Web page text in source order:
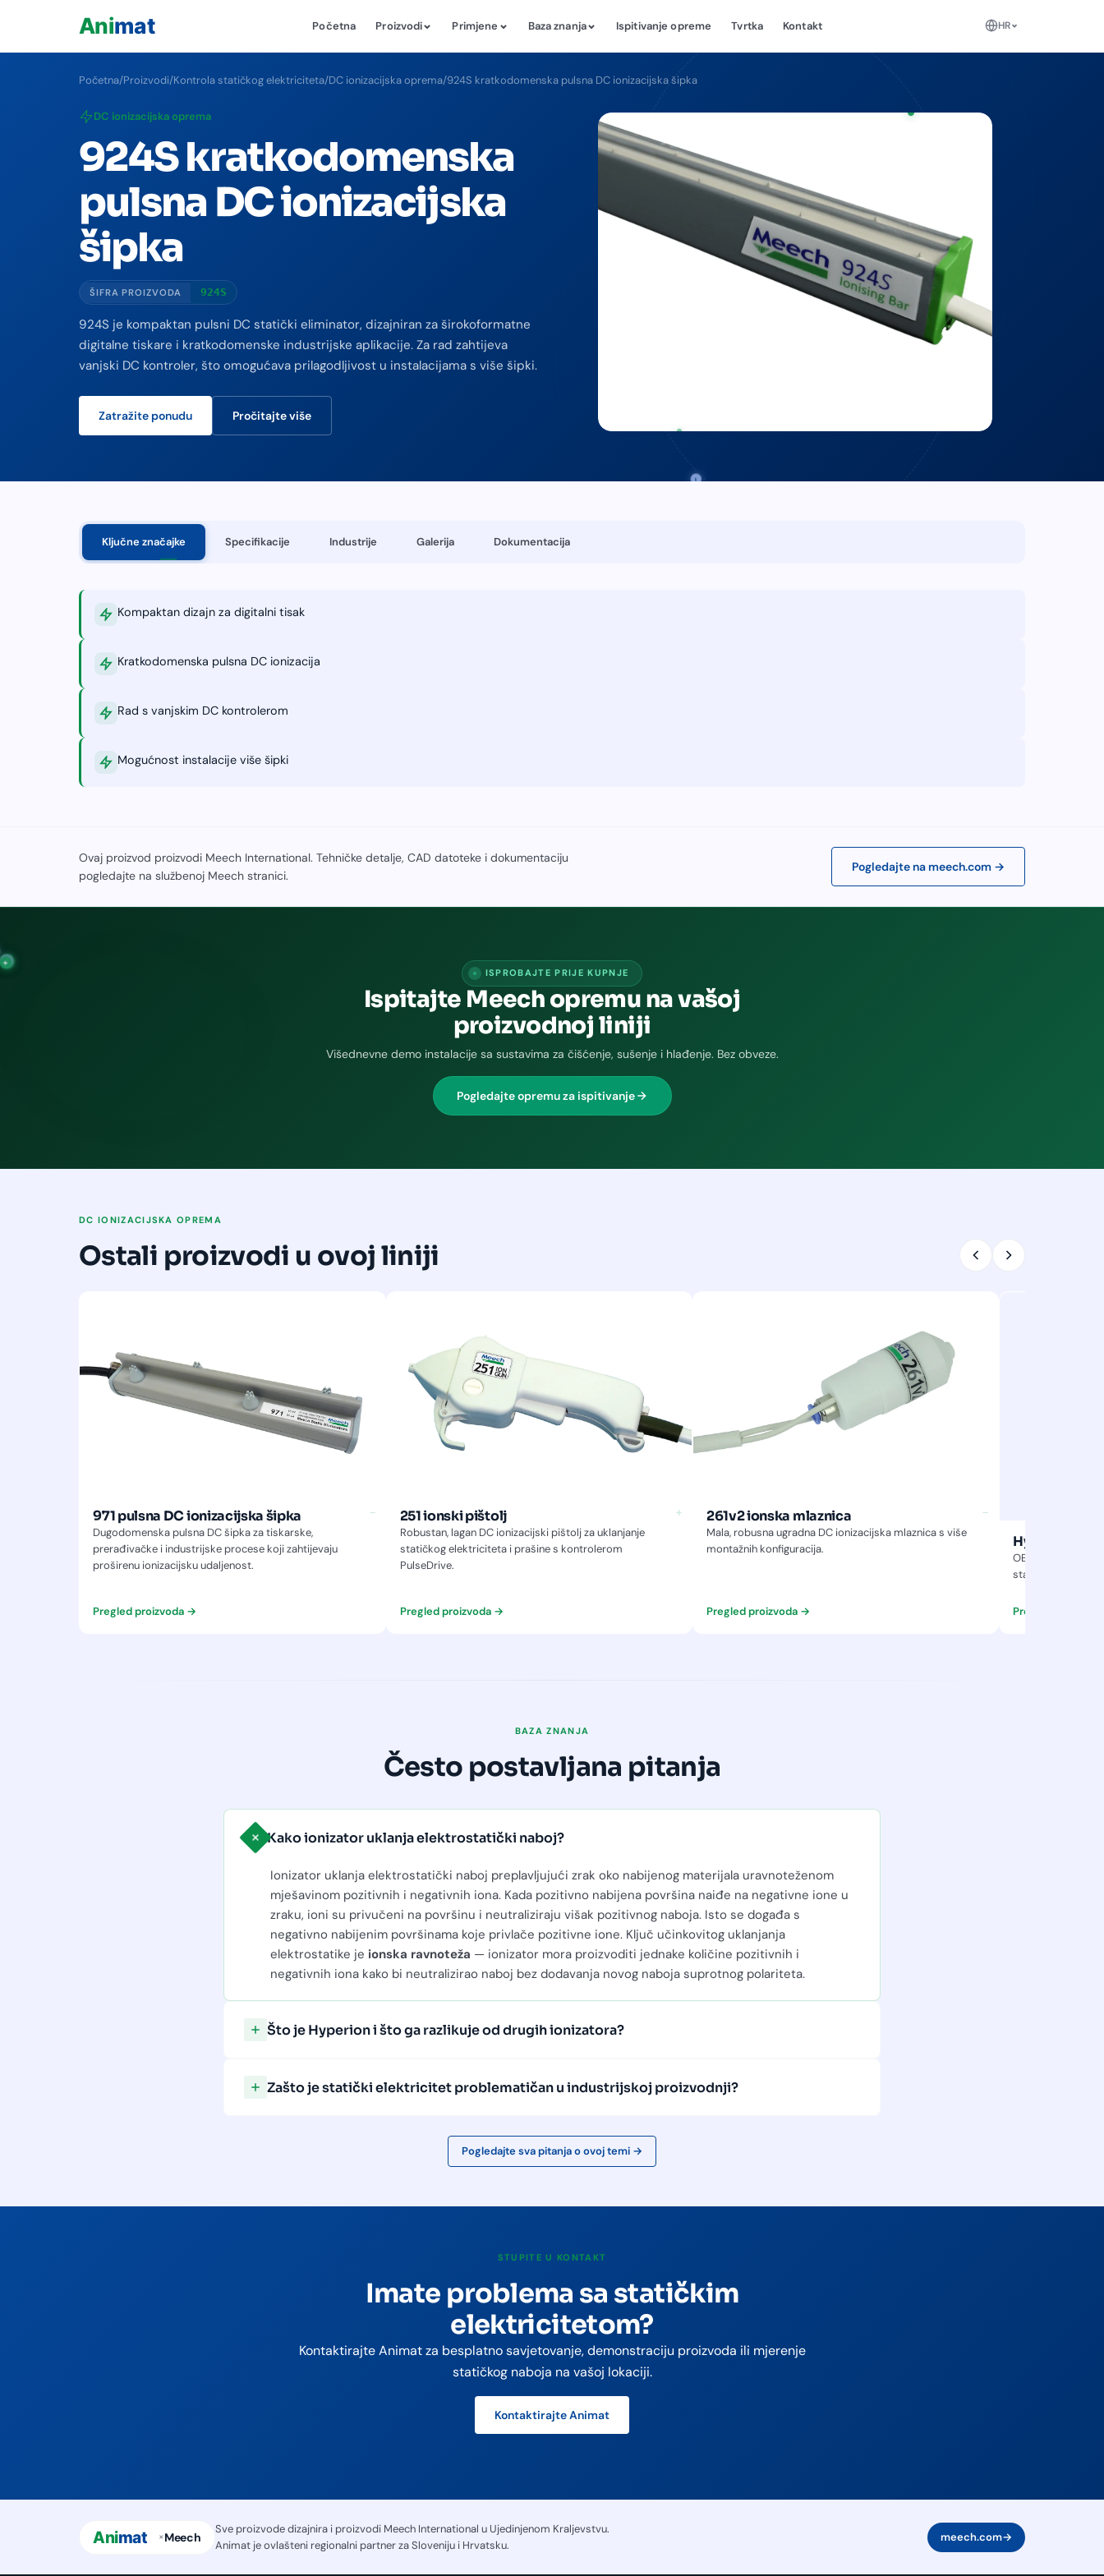
Početna Proizvodi Primjene Baza znanja Ispitivanje opreme Tvrtka Kontakt HR
Početna/Proizvodi/Kontrola statičkog elektriciteta/DC ionizacijska oprema/924S kratkodomenska pulsna DC ionizacijska šipka
DC ionizacijska oprema
924S kratkodomenska
pulsna DC ionizacijska
šipka
ŠIFRA PROIZVODA 924S
924S je kompaktan pulsni DC statički eliminator, dizajniran za širokoformatne
digitalne tiskare i kratkodomenske industrijske aplikacije. Za rad zahtijeva
vanjski DC kontroler, što omogućava prilagodljivost u instalacijama s više šipki.
Zatražite ponudu Pročitajte više
+
Ključne značajke Specifikacije Industrije Galerija Dokumentacija
Kompaktan dizajn za digitalni tisak
Kratkodomenska pulsna DC ionizacija
Rad s vanjskim DC kontrolerom
Mogućnost instalacije više šipki
Ovaj proizvod proizvodi Meech International. Tehničke detalje, CAD datoteke i dokumentaciju
pogledajte na službenoj Meech stranici.
Pogledajte na meech.com →
+
−
+
ISPROBAJTE PRIJE KUPNJE
Ispitajte Meech opremu na vašoj
proizvodnoj liniji
Višednevne demo instalacije sa sustavima za čišćenje, sušenje i hlađenje. Bez obveze.
Pogledajte opremu za ispitivanje
DC IONIZACIJSKA OPREMA
Ostali proizvodi u ovoj liniji
−
971 pulsna DC ionizacijska šipka
Dugodomenska pulsna DC šipka za tiskarske,
prerađivačke i industrijske procese koji zahtijevaju
proširenu ionizacijsku udaljenost.
+
251 ionski pištolj
Robustan, lagan DC ionizacijski pištolj za uklanjanje
statičkog elektriciteta i prašine s kontrolerom
PulseDrive.
−
261v2 ionska mlaznica
Mala, robusna ugradna DC ionizacijska mlaznica s više
montažnih konfiguracija.
Hyperion™
Često postavljana pitanja
Kako ionizator uklanja elektrostatički naboj?
Ionizator uklanja elektrostatički naboj preplavljujući zrak oko nabijenog materijala uravnoteženom
mješavinom pozitivnih i negativnih iona. Kada pozitivno nabijena površina naiđe na negativne ione u
zraku, ioni su privučeni na površinu i neutraliziraju višak pozitivnog naboja. Isto se događa s
negativno nabijenim površinama koje privlače pozitivne ione. Ključ učinkovitog uklanjanja
elektrostatike jeionska ravnoteža— ionizator mora proizvoditi jednake količine pozitivnih i
negativnih iona kako bi neutralizirao naboj bez dodavanja novog naboja suprotnog polariteta.
Što je Hyperion i što ga razlikuje od drugih ionizatora?
Zašto je statički elektricitet problematičan u industrijskoj proizvodnji?
STUPITE U KONTAKT
Imate problema sa statičkim
elektricitetom?
Kontaktirajte Animat za besplatno savjetovanje, demonstraciju proizvoda ili mjerenje